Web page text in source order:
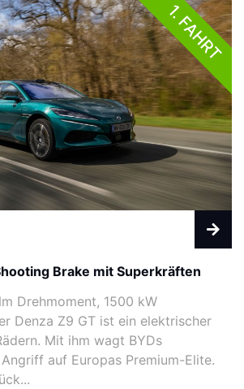
1. FAHRT
Brake mit Superkräften
Drehmoment, 1500 kW
Denza Z9 GT ist ein elektrischer
Mit ihm wagt BYDs
auf Europas Premium-Elite.